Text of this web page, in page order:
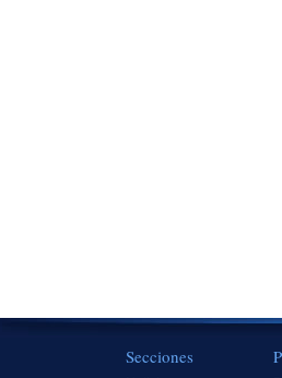
Secciones